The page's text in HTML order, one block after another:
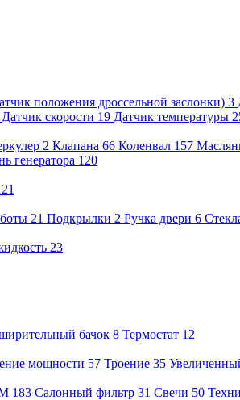
положения дроссельной заслонки) 3
Датчик скорости 19 Датчик температуры
2 Клапана 66 Коленвал 157
генератора 120
21 Подкрылки 2 Ручка двери 6
23
бачок 8 Термостат 12
мощности 57 Троение 35
183 Салонный фильтр 31 Свечи 50